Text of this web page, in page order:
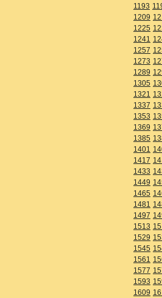
1193
1209
1225
1241
1257
1273
1289
1305
1321
1337
1353
1369
1385
1401
1417
1433
1449
1465
1481
1497
1513
1529
1545
1561
1577
1593
1609